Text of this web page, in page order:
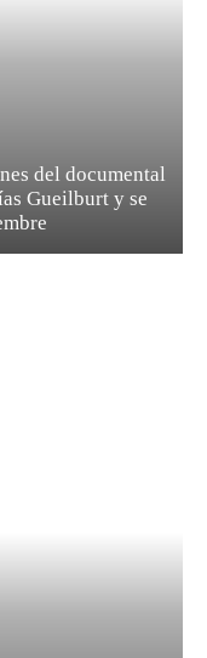
del documental
Gueilburt y se